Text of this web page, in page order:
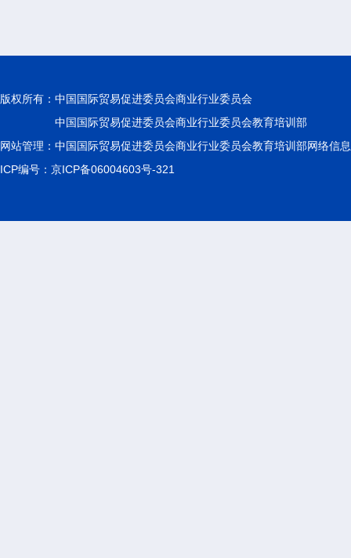
版权所有： 中国国际贸易促进委员会商业行业委员会
中国国际贸易促进委员会商业行业委员会教育培训部
网站管理：中国国际贸易促进委员会商业行业委员会教育培训部网络信
ICP编号：京ICP备06004603号-321